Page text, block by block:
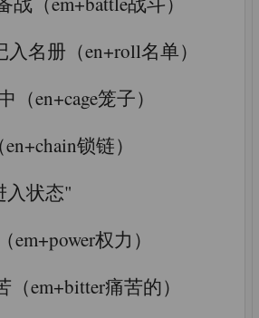
名册（en+roll名单）
（en+cage笼子）
锁链）
状态"
em+power权力）
（em+bitter痛苦的）